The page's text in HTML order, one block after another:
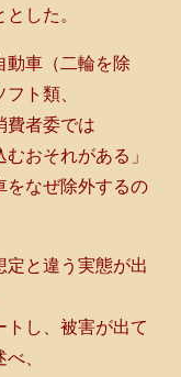
した。
動車（二輪を除
ト類、
費者委では
おそれがある」
をなぜ除外するの
定と違う実態が出
トし、被害が出て
、